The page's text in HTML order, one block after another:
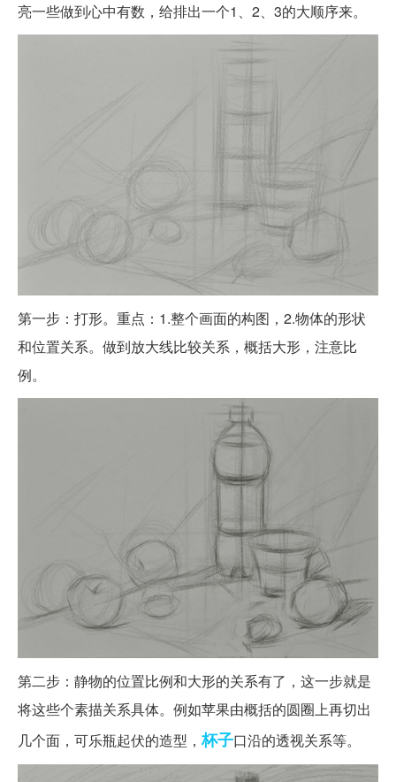
亮一些做到心中有数，给排出一个1、2、3的大顺序来。
第一步：打形。重点：1.整个画面的构图，2.物体的形状
和位置关系。做到放大线比较关系，概括大形，注意比
例。
第二步：静物的位置比例和大形的关系有了，这一步就是
将这些个素描关系具体。例如苹果由概括的圆圈上再切出
几个面，可乐瓶起伏的造型，杯子口沿的透视关系等。